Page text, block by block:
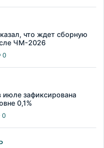
что ждет сборную
ЧМ-2026
0
июле зафиксирована
0,1%
0